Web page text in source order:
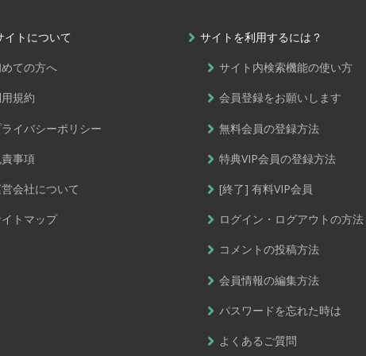
イトについて
ての方へ
規約
イバシーポリシー
事項
会社について
トマップ
サイトを利用するには？
サイト内検索機能の使い方
会員登録をお願いします
無料会員の登録方法
特典VIP会員の登録方法
[終了] 有料VIP会員
ログイン・ログアウトの方法
コメントの投稿方法
会員情報の編集方法
パスワードを忘れた時は
よくあるご質問